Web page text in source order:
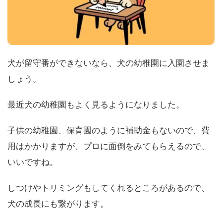
犬が留守番ができないなら、犬の幼稚園に入園させま
しょう。
最近犬の幼稚園もよく見るようになりました。
子供の幼稚園、保育園のように補助金もないので、費
用はかかりますが、プロに面倒をみてもらえるので、
いいですね。
しつけやトリミングもしてくれるところがあるので、
犬の成長にも繋がります。